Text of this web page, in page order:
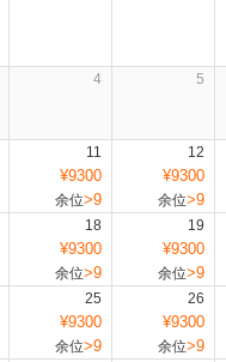
4 5
11
¥9300
余位>9
12
¥9300
余位>9
18
¥9300
余位>9
19
¥9300
余位>9
25
¥9300
余位>9
26
¥9300
余位>9